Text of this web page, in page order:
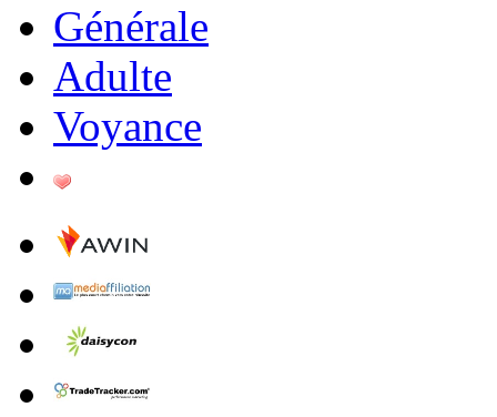
Générale
Adulte
Voyance